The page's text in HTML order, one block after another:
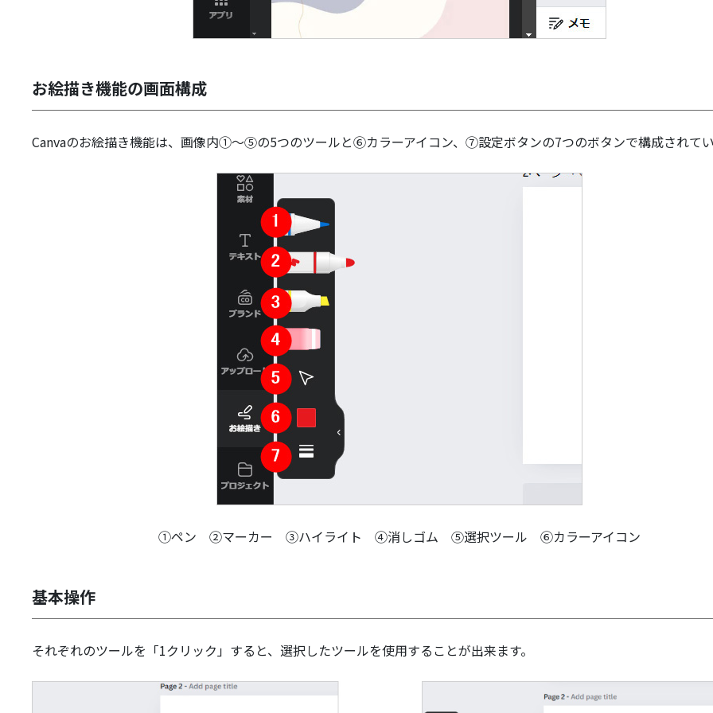
お絵描き機能の画面構成
Canvaのお絵描き機能は、画像内①～⑤の5つのツールと⑥カラーアイコン、⑦設定ボタンの7つのボタンで構成されて
①ペン ②マーカー ③ハイライト ④消しゴム ⑤選択ツール ⑥カラーアイコン
基本操作
それぞれのツールを「1クリック」すると、選択したツールを使用することが出来ます。